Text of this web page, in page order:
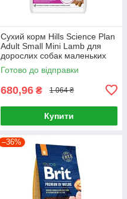
Сухий корм Hills Science Plan
Adult Small Mini Lamb для
дорослих собак маленьких
порід Хіллс 1.5 кг. з ягням
Готово до відправки
680,96 ₴ 1 064 ₴
Купити
–36%